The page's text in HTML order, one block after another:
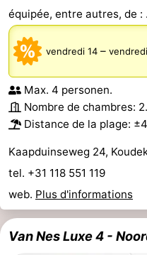
Route
-
Stationnement
Adresses
Médicales
Région
Schouwen-
Duiveland
-
Renesse
-
équipée, entre autres, de :
vendredi 14 –
Max. 4 personen.
Nombre de chambres: 2.
Distance de la plage:
Kaapduinseweg 24,
tel. +31 118 551 119
web. Plus d'informations
Van Nes Luxe 4 -